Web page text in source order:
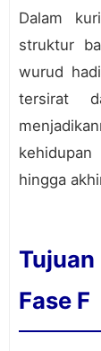
Dalam
struktur
wurud
tersirat
hingga
Tujuan
Fase F